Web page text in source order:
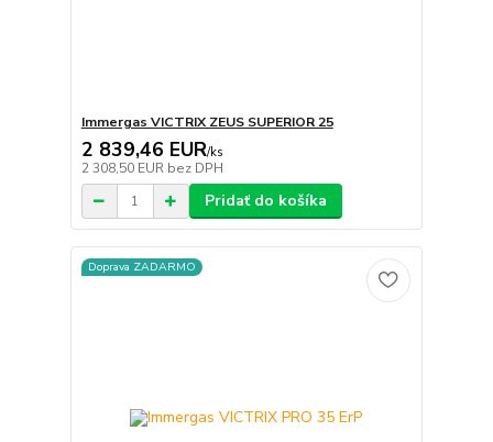
Immergas VICTRIX ZEUS SUPERIOR 25
2 839,46 EUR/ks
2 308,50 EUR bez DPH
Pridať do košíka
Doprava ZADARMO